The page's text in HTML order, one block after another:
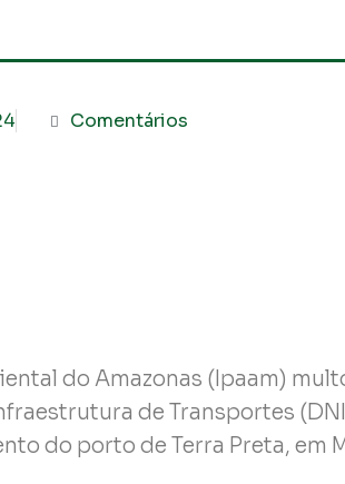
Comentários
do Amazonas (Ipaam)
de Transportes
do porto de Terra Preta, em